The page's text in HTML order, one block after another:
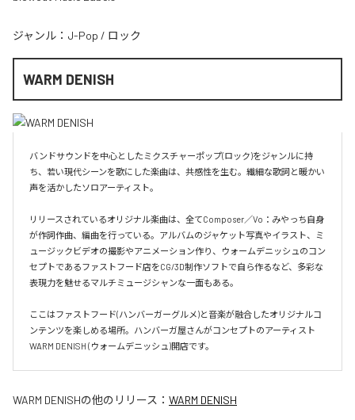
ジャンル： J-Pop / ロック
WARM DENISH
バンドサウンドを中心としたミクスチャーポップ(ロック)をジャンルに持
ち、若い現代シーンを歌にした楽曲は、共感性を生む。繊細な歌詞と暖かい
声を活かしたソロアーティスト。
リリースされているオリジナル楽曲は、全てComposer／Vo：みやっち自身
が作詞作曲、編曲を行っている。アルバムのジャケット写真やイラスト、ミ
ュージックビデオの撮影やアニメーション作り、ウォームデニッシュのコン
セプトであるファストフード店をCG/3D制作ソフトで自ら作るなど、多彩な
表現力を魅せるマルチミュージシャンな一面もある。
ここはファストフード(ハンバーガーグルメ)と音楽が融合したオリジナルコ
ンテンツを楽しめる場所。ハンバーガ屋さんがコンセプトのアーティスト
WARM DENISH (ウォームデニッシュ)開店です。
WARM DENISHの他のリリース： WARM DENISH